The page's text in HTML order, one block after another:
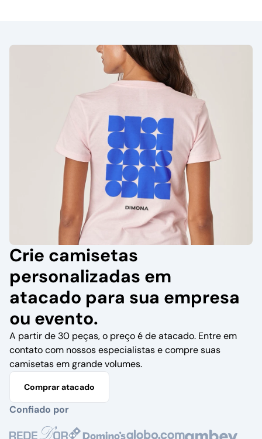
Crie camisetas
personalizadas em
atacado para sua empresa
ou evento.
A partir de 30 peças, o preço é de atacado. Entre em
contato com nossos especialistas e compre suas
camisetas em grande volumes.
Comprar atacado
Confiado por